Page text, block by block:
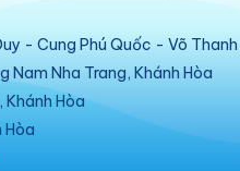
- Cung Phú Quốc - Võ
Nam Nha Trang, Khánh Hòa
Khánh Hòa
Hòa